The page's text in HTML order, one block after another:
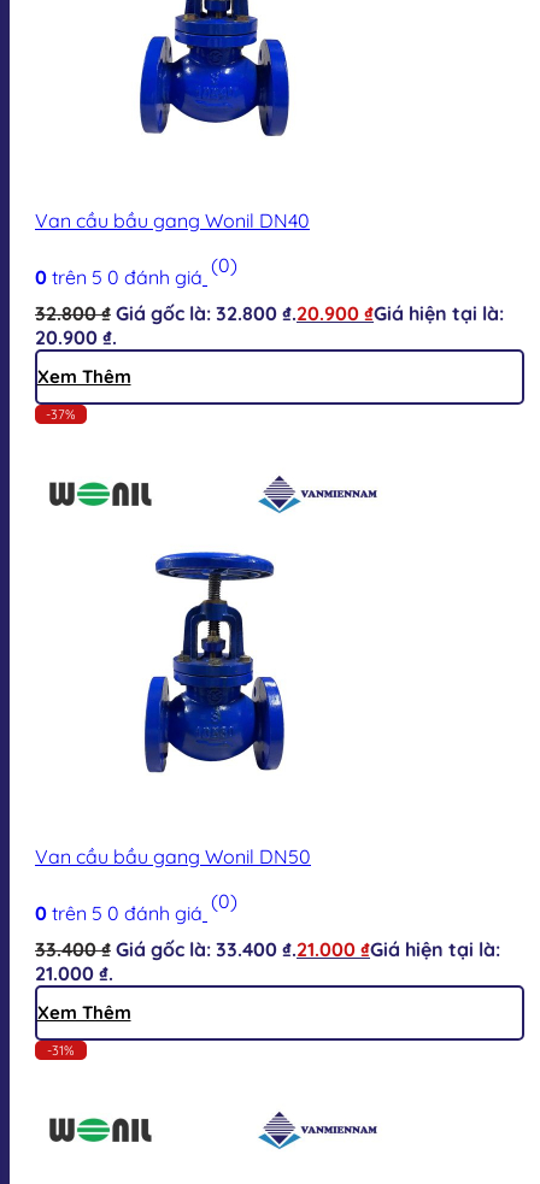
Van cầu bầu gang Wonil DN40
0 trên 5 0 đánh giá (0)
32.800₫ Giá gốc là: 32.800 ₫.20.900 ₫Giá hiện tại là:
20.900 ₫.
Xem Thêm
-37%
Van cầu bầu gang Wonil DN50
0 trên 5 0 đánh giá (0)
33.400₫ Giá gốc là: 33.400 ₫.21.000 ₫Giá hiện tại là:
21.000 ₫.
Xem Thêm
-31%